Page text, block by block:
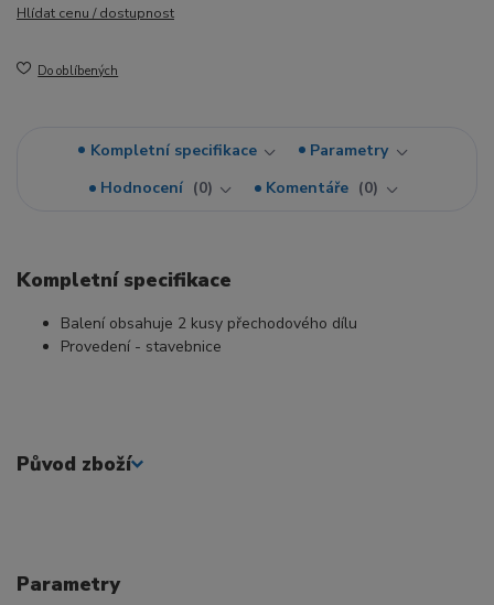
Hlídat cenu / dostupnost
Do oblíbených
Kompletní specifikace
Parametry
Hodnocení
0 Komentáře 0
Kompletní specifikace
Balení obsahuje 2 kusy přechodového dílu
Provedení - stavebnice
Původ zboží
Parametry